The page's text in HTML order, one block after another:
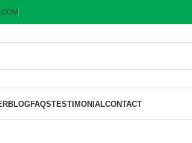
BLOGFAQSTESTIMONIALCONTACT